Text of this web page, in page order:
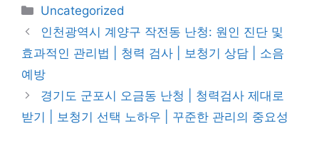
카
테
리
Uncategorized
인천광역시 계양구 작전동 난청: 원인 진단 및
효과적인 관리법 | 청력 검사 | 보청기 상담 | 소음
예방
경기도 군포시 오금동 난청 | 청력검사 제대로
받기 | 보청기 선택 노하우 | 꾸준한 관리의 중요성